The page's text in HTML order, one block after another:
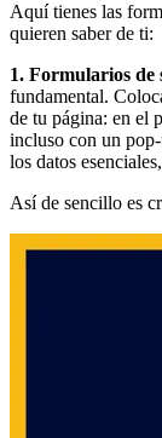
Aquí tienes las
quieren saber de ti:
1. Formularios de
fundamental.
de tu página: en el
incluso con un
los datos
Así de sencillo es